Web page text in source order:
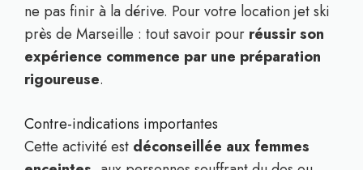
ne pas finir à la dérive. Pour votre location jet ski
près de Marseille : tout savoir pour réussir son
expérience commence par une préparation
rigoureuse.
Contre-indications importantes
Cette activité est déconseillée aux femmes